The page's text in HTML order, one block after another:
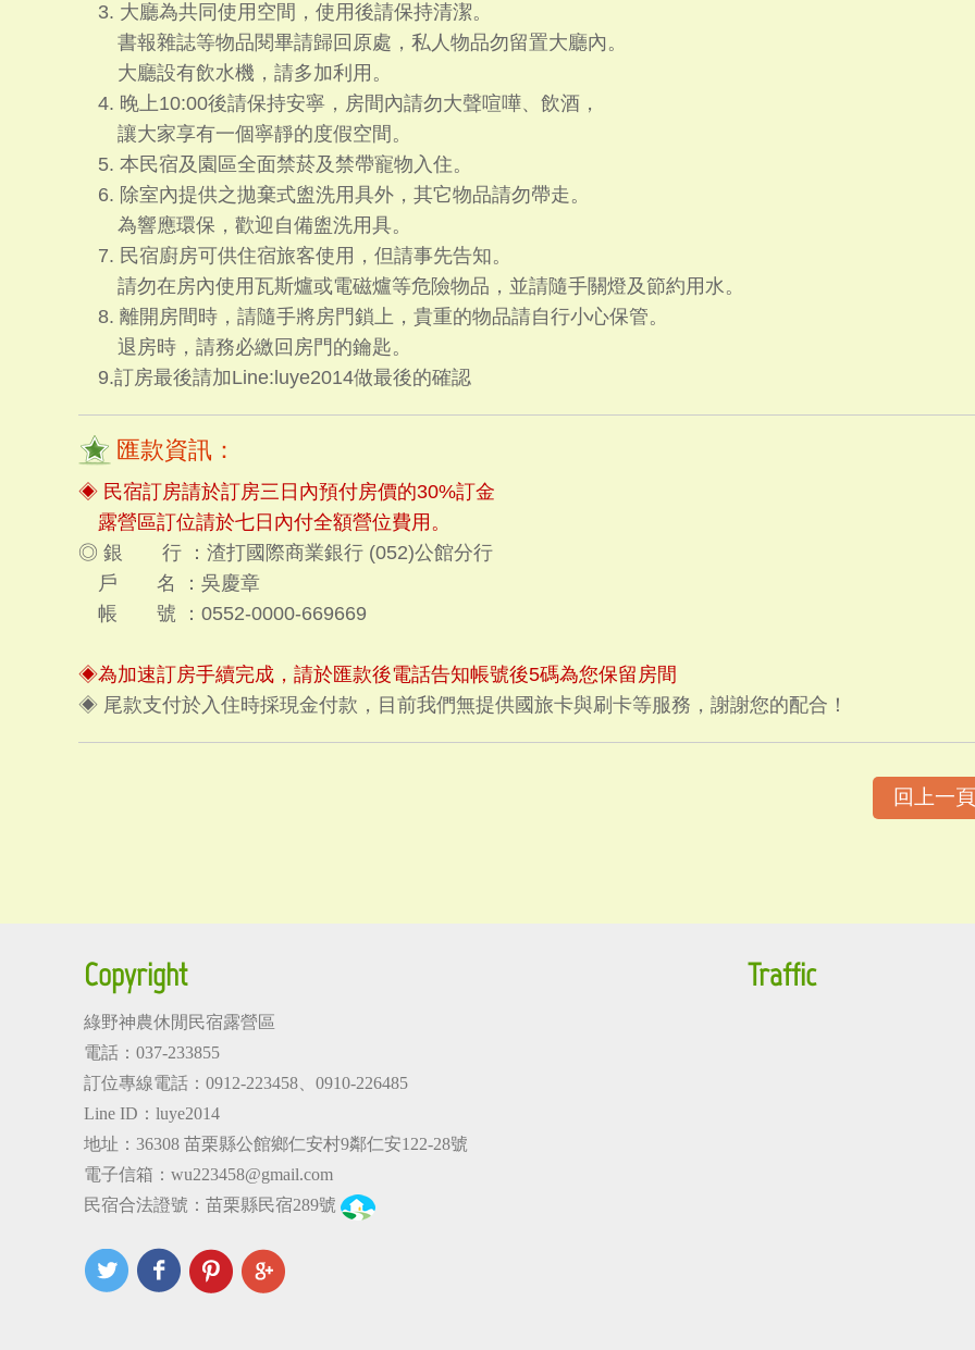
3. 大廳為共同使用空間，使用後請保持清潔。
書報雜誌等物品閱畢請歸回原處，私人物品勿留置大廳內。
大廳設有飲水機，請多加利用。
4. 晚上10:00後請保持安寧，房間內請勿大聲喧嘩、飲酒，
讓大家享有一個寧靜的度假空間。
5. 本民宿及園區全面禁菸及禁帶寵物入住。
6. 除室內提供之拋棄式盥洗用具外，其它物品請勿帶走。
為響應環保，歡迎自備盥洗用具。
7. 民宿廚房可供住宿旅客使用，但請事先告知。
請勿在房內使用瓦斯爐或電磁爐等危險物品，並請隨手關燈及節約用水。
8. 離開房間時，請隨手將房門鎖上，貴重的物品請自行小心保管。
退房時，請務必繳回房門的鑰匙。
9.訂房最後請加Line:luye2014做最後的確認
匯款資訊：
◈ 民宿訂房請於訂房三日內預付房價的30%訂金
露營區訂位請於七日內付全額營位費用。
◎ 銀 行 ：渣打國際商業銀行 (052)公館分行
戶 名 ：吳慶章
帳 號 ：0552-0000-669669
◈為加速訂房手續完成，請於匯款後電話告知帳號後5碼為您保留房間
◈ 尾款支付於入住時採現金付款，目前我們無提供國旅卡與刷卡等服務，謝謝您的配合！
回上一頁
Copyright
綠野神農休閒民宿露營區
電話：037-233855
訂位專線電話： 0912-223458、 0910-226485
Line ID：luye2014
地址：36308 苗栗縣公館鄉仁安村9鄰仁安122-28號
電子信箱： wu223458@gmail.com
民宿合法證號：苗栗縣民宿289號
Traffic